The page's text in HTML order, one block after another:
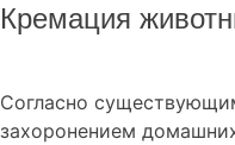
Кремация
Согласно
захоронением